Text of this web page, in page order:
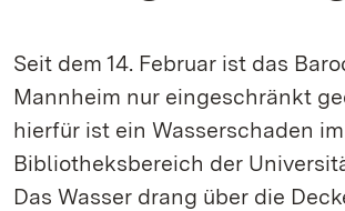
Seit dem 14. Februar ist das
Mannheim nur eingeschränkt
hierfür ist ein Wasserschaden im
Bibliotheksbereich der
Das Wasser drang über die